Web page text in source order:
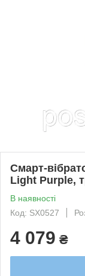
Смарт-
Light Purple,
В наявності
Код: SX0527
4 079 ₴